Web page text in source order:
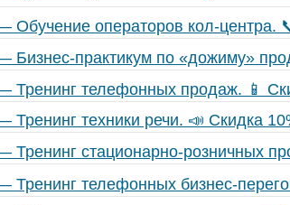
Обучение операторов кол-центра.
Бизнес-практикум по «дожиму»
Тренинг телефонных продаж. 📱
Тренинг техники речи. 📣 Скидка
Тренинг стационарно-розничных
Тренинг телефонных бизнес-